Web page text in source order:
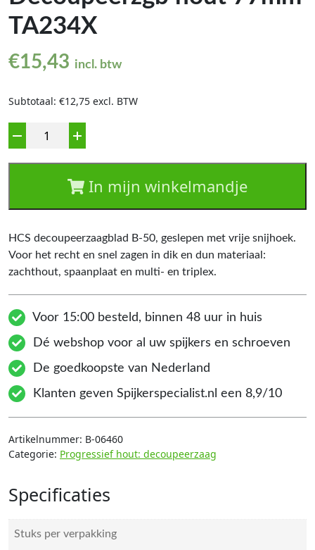
TA234X
€15,43 incl. btw
Subtotaal: €12,75 excl. BTW
In mijn winkelmandje
HCS decoupeerzaagblad B-50, geslepen met vrije snijhoek.
Voor het recht en snel zagen in dik en dun materiaal:
zachthout, spaanplaat en multi- en triplex.
Voor 15:00 besteld, binnen 48 uur in huis
Dé webshop voor al uw spijkers en schroeven
De goedkoopste van Nederland
Klanten geven Spijkerspecialist.nl een 8,9/10
Artikelnummer: B-06460
Categorie: Progressief hout: decoupeerzaag
Specificaties
Stuks per verpakking